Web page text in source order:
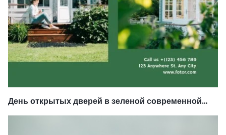
День открытых дверей в зеленой современной
недвижимости